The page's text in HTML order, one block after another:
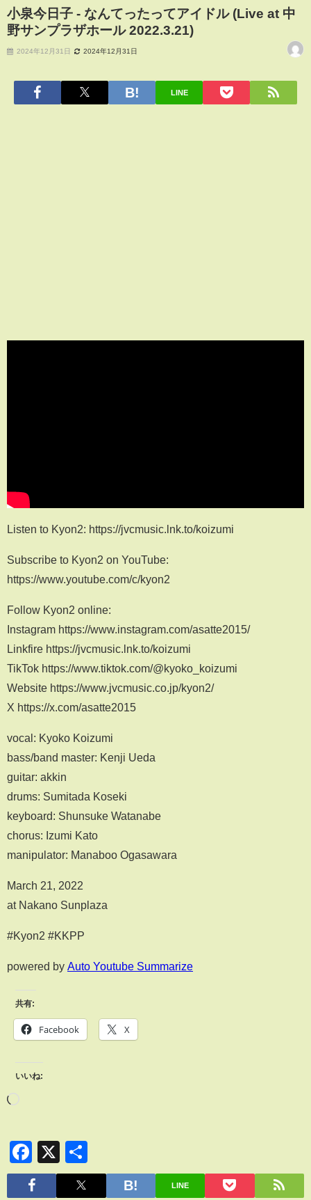
小泉今日子 - なんてったってアイドル (Live at 中
野サンプラザホール 2022.3.21)
2024年12月31日 2024年12月31日
LINE
Listen to Kyon2: https://jvcmusic.lnk.to/koizumi
Subscribe to Kyon2 on YouTube:
https://www.youtube.com/c/kyon2
Follow Kyon2 online:
Instagram https://www.instagram.com/asatte2015/
Linkfire https://jvcmusic.lnk.to/koizumi
TikTok https://www.tiktok.com/@kyoko_koizumi
Website https://www.jvcmusic.co.jp/kyon2/
X https://x.com/asatte2015
vocal: Kyoko Koizumi
bass/band master: Kenji Ueda
guitar: akkin
drums: Sumitada Koseki
keyboard: Shunsuke Watanabe
chorus: Izumi Kato
manipulator: Manaboo Ogasawara
March 21, 2022
at Nakano Sunplaza
#Kyon2 #KKPP
powered by Auto Youtube Summarize
共有:
Facebook X
いいね:
Facebook
X
有
LINE